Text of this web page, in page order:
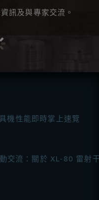
訊及與專家交流。
機性能即時掌上速覽
交流：關於 XL-80 雷射